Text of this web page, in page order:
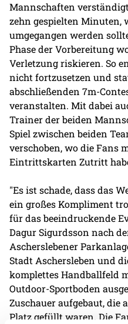
Mannschaften
zehn gespielten Minuten,
umgegangen werden
Phase der Vorbereitung
Verletzung riskieren. So
nicht fortzusetzen und
abschließenden 7m-
veranstalten. Mit dabei
Trainer der beiden
Spiel zwischen beiden
verschoben, wo die Fans
Eintrittskarten Zutritt
"Es ist schade, dass das
ein großes Kompliment
für das beeindruckende
Dagur Sigurdsson nach
Ascherslebener
Stadt Aschersleben und
komplettes Handballfeld
Outdoor-Sportboden
Zuschauer aufgebaut, die
Platz gefüllt waren. Die